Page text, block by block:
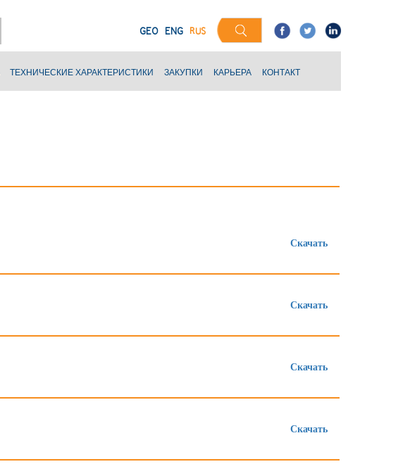
GEO ENG RUS
ТЕХНИЧЕСКИЕ ХАРАКТЕРИСТИКИ ЗАКУПКИ КАРЬЕРА КОНТАКТ
Скачать
Скачать
Скачать
Скачать